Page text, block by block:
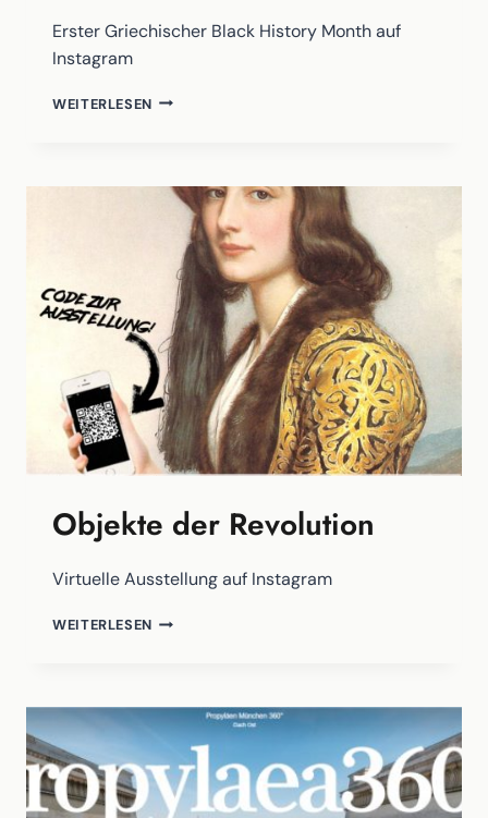
Erster Griechischer Black History Month auf
Instagram
WEITERLESEN BLACK
Objekte der Revolution
Virtuelle Ausstellung auf Instagram
WEITERLESEN OBJEKTE